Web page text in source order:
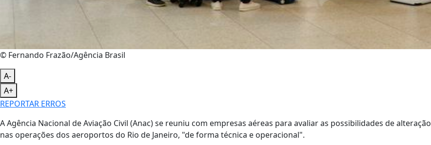
© Fernando Frazão/Agência Brasil
A-
A+
REPORTAR ERROS
A Agência Nacional de Aviação Civil (Anac) se reuniu com empresas aéreas para avaliar as possibilidades de alteração
nas operações dos aeroportos do Rio de Janeiro, "de forma técnica e operacional".